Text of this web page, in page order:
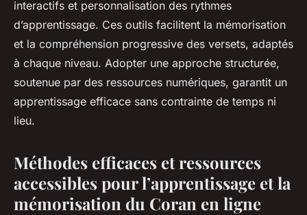
interactifs et personnalisation des rythmes
d’apprentissage. Ces outils facilitent la mémorisation
et la compréhension progressive des versets, adaptés
à chaque niveau. Adopter une approche structurée,
soutenue par des ressources numériques, garantit un
apprentissage efficace sans contrainte de temps ni
lieu.
Méthodes efficaces et ressources
accessibles pour l’apprentissage et la
mémorisation du Coran en ligne